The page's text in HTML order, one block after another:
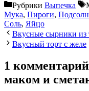
Рубрики Выпечка
Мука, Пироги,
Соль, Яйцо
Вкусные сырники из
Вкусный торт с желе
1
маком и